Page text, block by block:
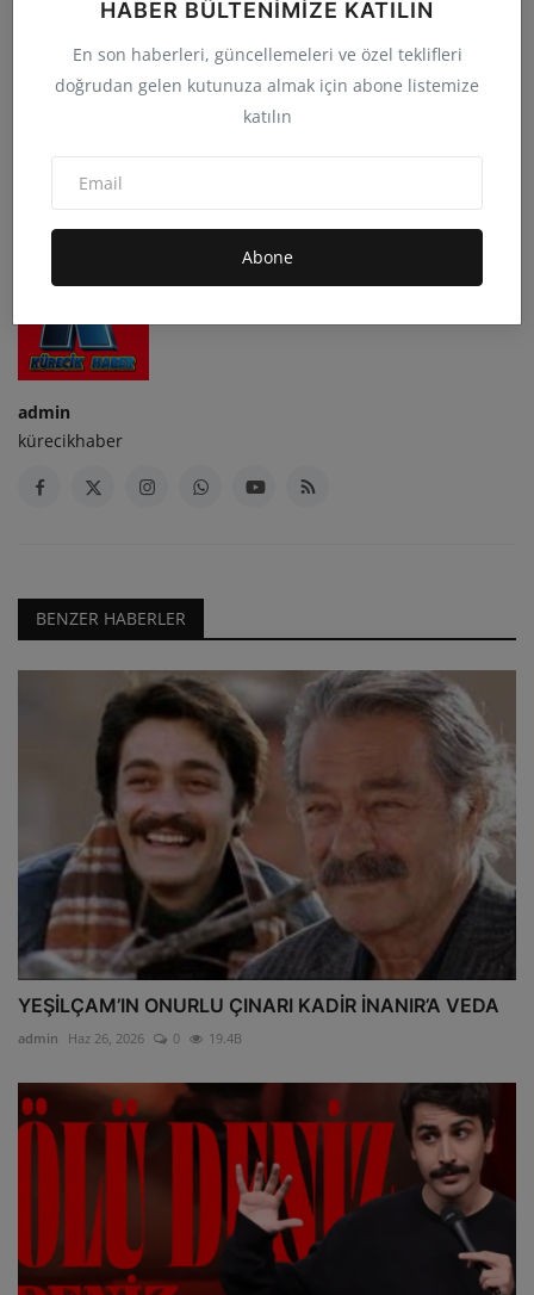
HABER BÜLTENIMIZE KATILIN
En son haberleri, güncellemeleri ve özel teklifleri
doğrudan gelen kutunuza almak için abone listemize
katılın
Abone
admin
kürecikhaber
BENZER HABERLER
YEŞİLÇAM’IN ONURLU ÇINARI KADİR İNANIR’A VEDA
admin Haz 26, 2026 0 19.4B